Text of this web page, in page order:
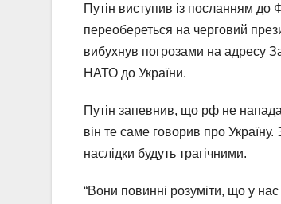
Путін виступив із посланням до
переобереться на черговий
вибухнув погрозами на адресу
НАТО до України.
Путін запевнив, що рф не
він те саме говорив про Україну.
наслідки будуть трагічними.
“Вони повинні розуміти, що у нас